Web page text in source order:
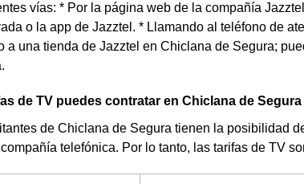
vías: * Por la página web de la compañía
o la app de Jazztel. * Llamando al teléfono de
a una tienda de Jazztel en Chiclana de Segura;
de TV puedes contratar en Chiclana de Segura
de Chiclana de Segura tienen la posibilidad
telefónica. Por lo tanto, las tarifas de TV